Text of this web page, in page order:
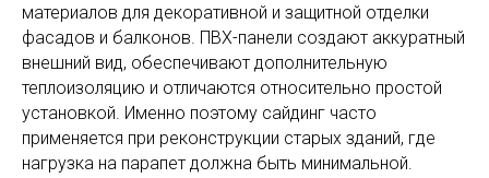
материалов для декоративной и защитной отделки
фасадов и балконов. ПВХ-панели создают аккуратный
внешний вид, обеспечивают дополнительную
теплоизоляцию и отличаются относительно простой
установкой. Именно поэтому сайдинг часто
применяется при реконструкции старых зданий, где
нагрузка на парапет должна быть минимальной.